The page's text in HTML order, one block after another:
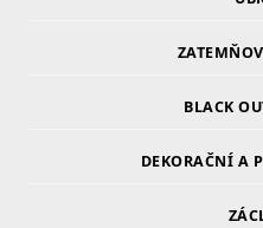
BLACK
DEKORAČNÍ A